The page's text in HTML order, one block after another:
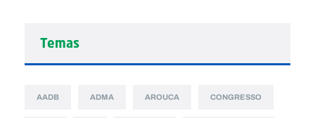
Temas
AADB ADMA AROUCA CONGRESSO